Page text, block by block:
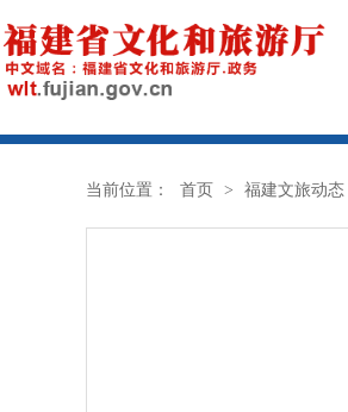
当前位置： 首页 > 福建文旅动态